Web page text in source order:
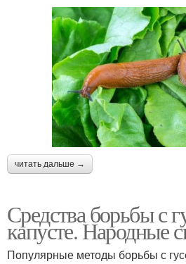
читать дальше →
Средства борьбы с
капусте. Народные
Популярные методы борьбы с